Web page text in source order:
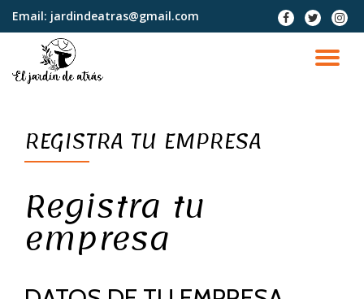
contenido
Email: jardindeatras@gmail.com
fa-
facebook
fa-
twitter
fa-
REGISTRA TU EMPRESA
Registra tu
empresa